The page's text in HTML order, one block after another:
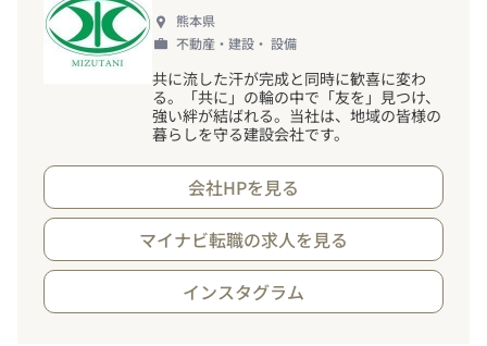
熊本県
不動産・建設・ 設備
共に流した汗が完成と同時に歓喜に変わ
る。「共に」の輪の中で「友を」見つけ、
強い絆が結ばれる。当社は、地域の皆様の
暮らしを守る建設会社です。
会社HPを見る
マイナビ転職の求人を見る
インスタグラム